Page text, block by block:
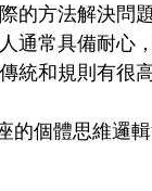
的方法解決問
通常具備耐心
統和規則有很
的個體思維邏